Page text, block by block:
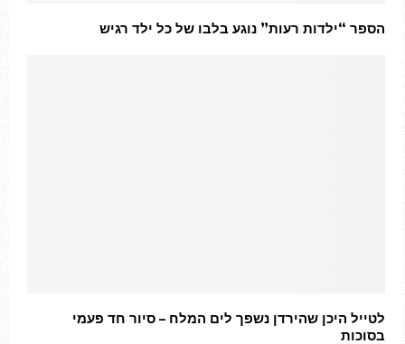
הספר “ילדות רעות” נוגע בלבו של כל ילד רגיש
לטייל היכן שהירדן נשפך לים המלח – סיור חד פעמי
בסוכות